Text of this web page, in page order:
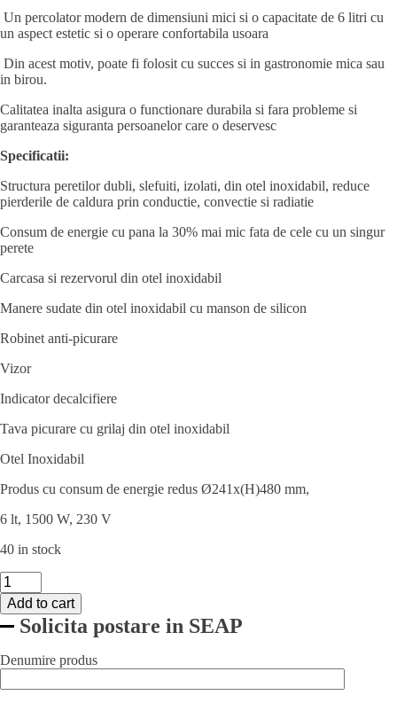
Un percolator modern de dimensiuni mici si o capacitate de 6 litri cu
un aspect estetic si o operare confortabila usoara
Din acest motiv, poate fi folosit cu succes si in gastronomie mica sau
in birou.
Calitatea inalta asigura o functionare durabila si fara probleme si
garanteaza siguranta persoanelor care o deservesc
Specificatii:
Structura peretilor dubli, slefuiti, izolati, din otel inoxidabil, reduce
pierderile de caldura prin conductie, convectie si radiatie
Consum de energie cu pana la 30% mai mic fata de cele cu un singur
perete
Carcasa si rezervorul din otel inoxidabil
Manere sudate din otel inoxidabil cu manson de silicon
Robinet anti-picurare
Vizor
Indicator decalcifiere
Tava picurare cu grilaj din otel inoxidabil
Otel Inoxidabil
Produs cu consum de energie redus Ø241x(H)480 mm,
6 lt, 1500 W, 230 V
40 in stock
Percolator
/
cafetiera
profesionala,
Hendi,
cu
pereti
Add to cart
Solicita postare in SEAP
Denumire produs